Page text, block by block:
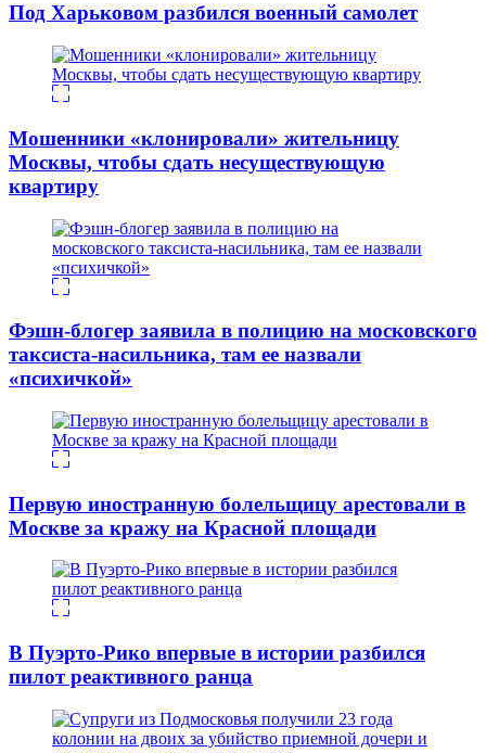
Под Харьковом разбился военный самолет
Мошенники «клонировали» жительницу
Москвы, чтобы сдать несуществующую
квартиру
Фэшн-блогер заявила в полицию на московского
таксиста-насильника, там ее назвали
«психичкой»
Первую иностранную болельщицу арестовали в
Москве за кражу на Красной площади
В Пуэрто-Рико впервые в истории разбился
пилот реактивного ранца